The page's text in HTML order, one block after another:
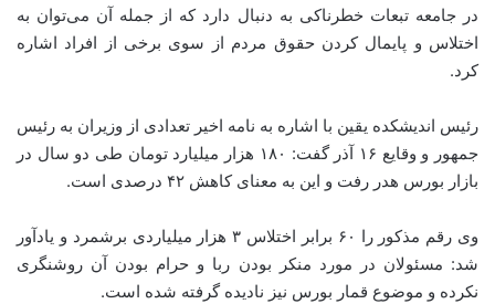
در جامعه تبعات خطرناکی به دنبال دارد که از جمله آن می‌توان به
اختلاس و پایمال کردن حقوق مردم از سوی برخی از افراد اشاره
کرد.
رئیس اندیشکده یقین با اشاره به نامه اخیر تعدادی از وزیران به رئیس
جمهور و وقایع ۱۶ آذر گفت: ۱۸۰ هزار میلیارد تومان طی دو سال در
بازار بورس هدر رفت و این به معنای کاهش ۴۲ درصدی است.
وی رقم مذکور را ۶۰ برابر اختلاس ۳ هزار میلیاردی برشمرد و یادآور
شد: مسئولان در مورد منکر بودن ربا و حرام بودن آن روشنگری
نکرده و موضوع قمار بورس نیز نادیده گرفته شده است.